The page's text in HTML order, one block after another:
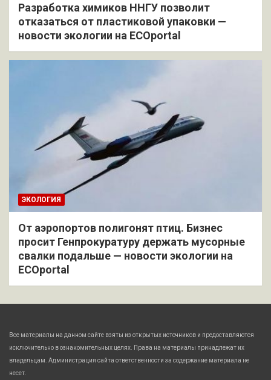
Разработка химиков ННГУ позволит
отказаться от пластиковой упаковки —
новости экологии на ECOportal
ЭКОЛОГИЯ
От аэропортов полигонят птиц. Бизнес
просит Генпрокуратуру держать мусорные
свалки подальше — новости экологии на
ECOportal
Все материалы на данном сайте взяты из открытых источников и предоставляются
исключительно в ознакомительных целях. Права на материалы принадлежат их
владельцам. Администрация сайта ответственности за содержание материала не
несет.